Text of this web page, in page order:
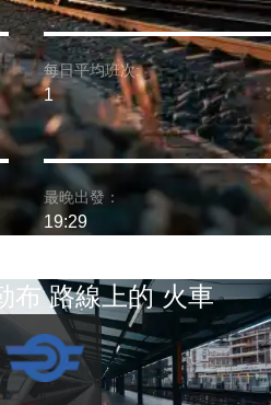
每日平均班次:
1
最晚出發：
19:29
布 路線上的 火車